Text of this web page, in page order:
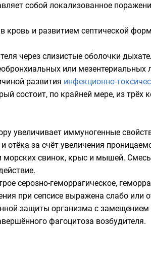
собой локализованное
кровь и развитием септической
через слизистые оболочки
или
развития инфекционно-
состоит, по крайней мере, из трёх
увеличивает иммуногенные
за счёт увеличения
свинок, крыс и мышей.
серозно-геморрагическое,
при сепсисе выражена слабо или
защиты организма с
фагоцитоза возбудителя.